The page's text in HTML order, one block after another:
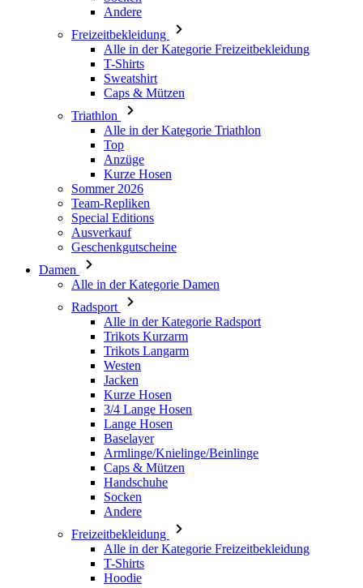
Andere
Freizeitbekleidung
Alle in der Kategorie Freizeitbekleidung
T-Shirts
Sweatshirt
Caps & Mützen
Triathlon
Alle in der Kategorie Triathlon
Top
Anzüge
Kurze Hosen
Sommer 2026
Team-Repliken
Special Editions
Ausverkauf
Geschenkgutscheine
Damen
Alle in der Kategorie Damen
Radsport
Alle in der Kategorie Radsport
Trikots Kurzarm
Trikots Langarm
Westen
Jacken
Kurze Hosen
3/4 Lange Hosen
Lange Hosen
Baselayer
Armlinge/Knielinge/Beinlinge
Caps & Mützen
Handschuhe
Socken
Andere
Freizeitbekleidung
Alle in der Kategorie Freizeitbekleidung
T-Shirts
Hoodie